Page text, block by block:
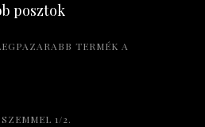
posztok
TERMÉK A
1/2.